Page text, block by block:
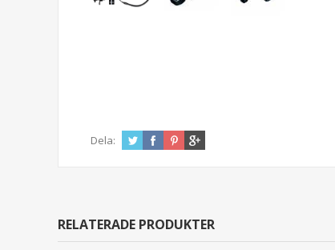
Dela:
RELATERADE PRODUKTER